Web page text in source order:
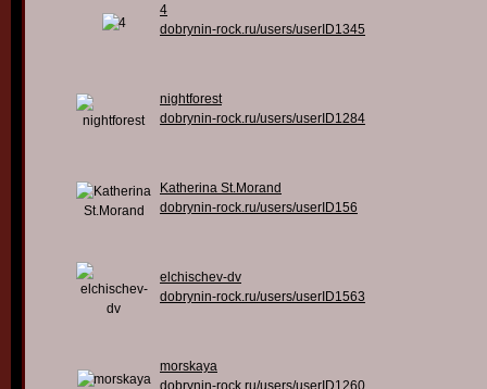
4
dobrynin-rock.ru/users/userID1345
nightforest
dobrynin-rock.ru/users/userID1284
Katherina St.Morand
dobrynin-rock.ru/users/userID156
elchischev-dv
dobrynin-rock.ru/users/userID1563
morskaya
dobrynin-rock.ru/users/userID1260